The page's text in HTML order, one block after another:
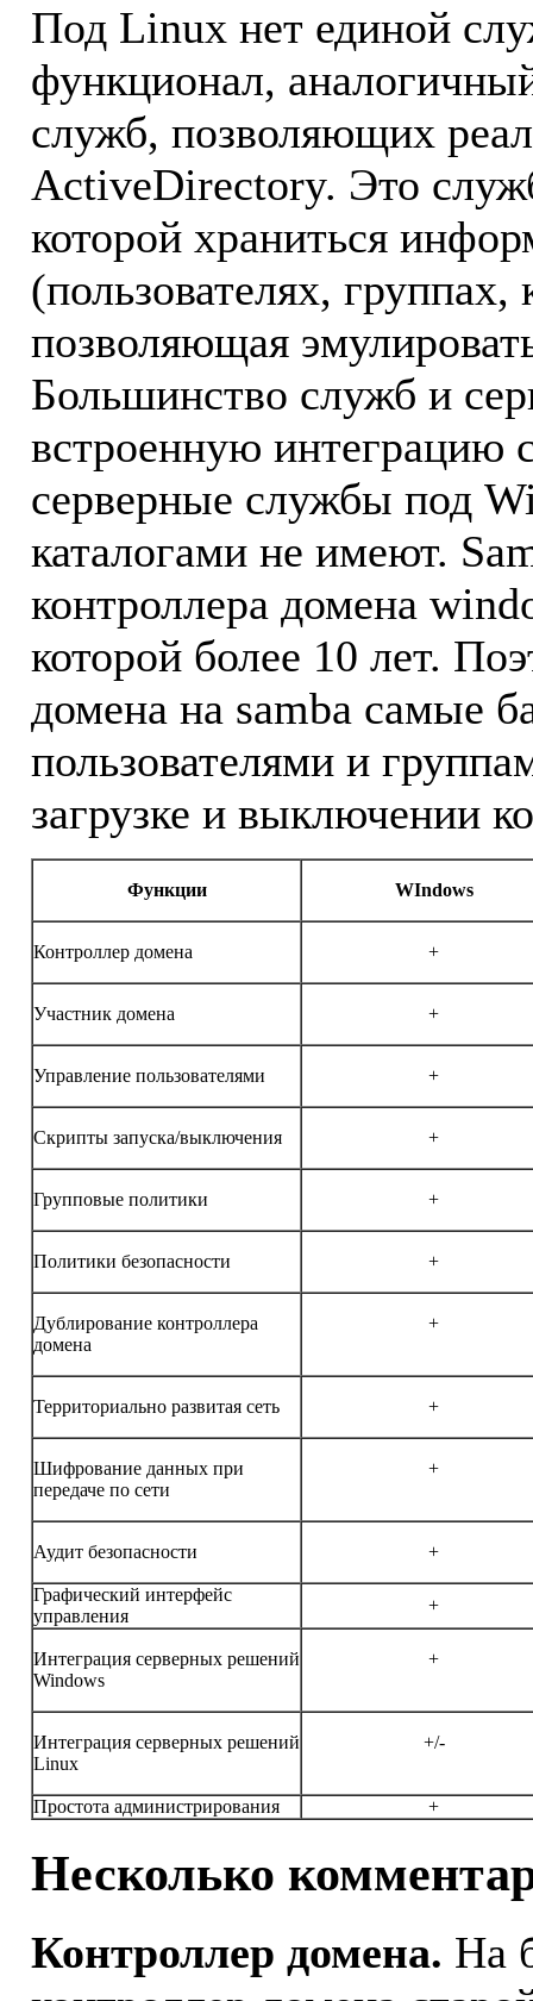
Под Linux нет единой
функционал,
служб, позволяющих
ActiveDirectory. Это
которой храниться
(пользователях,
позволяющая
Большинство служб и
встроенную интеграцию
серверные службы под
каталогами не имеют.
контроллера домена
которой более 10 лет.
домена на samba самые
пользователями и
загрузке и выключении
Функции WIndows
Контроллер домена +
Участник домена +
Управление пользователями +
Скрипты запуска/выключения +
Групповые политики +
Политики безопасности +
Дублирование контроллера
домена
+
Территориально развитая сеть +
Шифрование данных при
передаче по сети
+
Аудит безопасности +
Графический интерфейс
управления
+
Интеграция серверных решений
Windows
+
Интеграция серверных решений
Linux
+/-
Простота администрирования +
Несколько
Контроллер домена. На